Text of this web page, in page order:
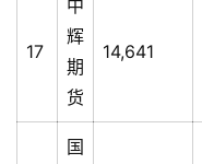
17
中
辉
期
货
14,641
国